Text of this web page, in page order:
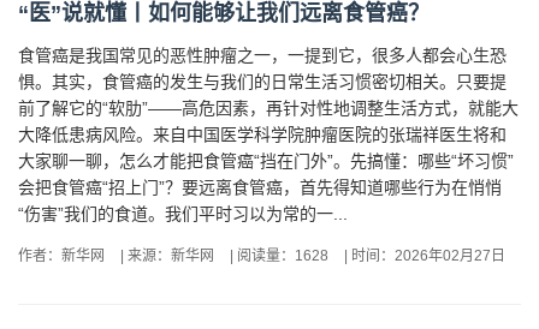
“医”说就懂丨如何能够让我们远离食管癌？
食管癌是我国常见的恶性肿瘤之一，一提到它，很多人都会心生恐
惧。其实，食管癌的发生与我们的日常生活习惯密切相关。只要提
前了解它的“软肋”——高危因素，再针对性地调整生活方式，就能大
大降低患病风险。来自中国医学科学院肿瘤医院的张瑞祥医生将和
大家聊一聊，怎么才能把食管癌“挡在门外”。先搞懂：哪些“坏习惯”
会把食管癌“招上门”？要远离食管癌，首先得知道哪些行为在悄悄
“伤害”我们的食道。我们平时习以为常的一...
作者：新华网 来源：新华网 阅读量：1628 时间：2026年02月27日